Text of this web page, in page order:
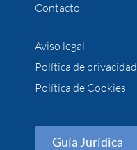
Contacto
Aviso legal
Política de privacidad
Política de Cookies
Guía Jurídica